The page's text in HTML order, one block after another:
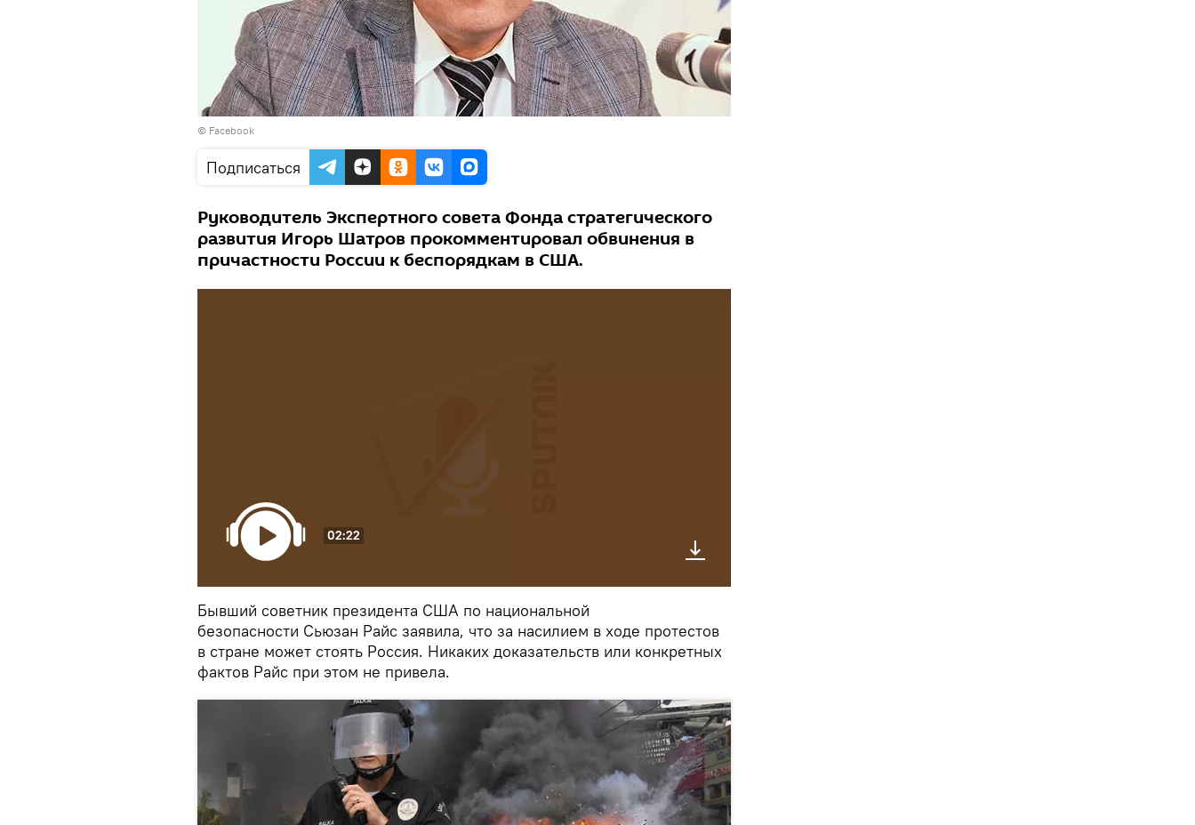
© Facebook
Подписаться
Руководитель Экспертного совета Фонда стратегического
развития Игорь Шатров прокомментировал обвинения в
причастности России к беспорядкам в США.
02:22
Бывший советник президента США по национальной
безопасности Сьюзан Райс заявила, что за насилием в ходе протестов
в стране может стоять Россия. Никаких доказательств или конкретных
фактов Райс при этом не привела.